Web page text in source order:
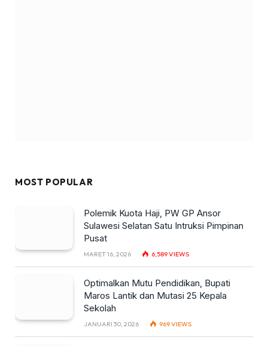
MOST POPULAR
Polemik Kuota Haji, PW GP Ansor
Sulawesi Selatan Satu Intruksi Pimpinan
Pusat
MARET 16, 2026 6,589VIEWS
Optimalkan Mutu Pendidikan, Bupati
Maros Lantik dan Mutasi 25 Kepala
Sekolah
JANUARI 30, 2026 969VIEWS